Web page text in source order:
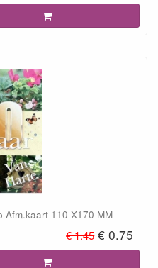
Afm.kaart 110 X170 MM
€ 1.45 € 0.75